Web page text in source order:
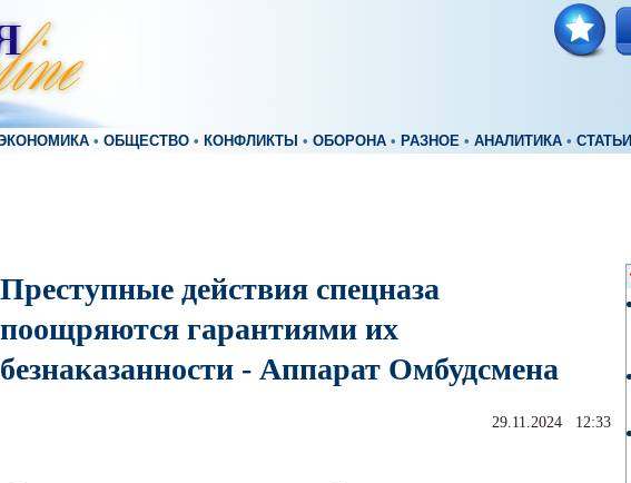
• ОБЩЕСТВО • КОНФЛИКТЫ • ОБОРОНА • РАЗНОЕ • АНАЛИТИКА • СТАТЬИ
Преступные действия спецназа
поощряются гарантиями их
безнаказанности - Аппарат Омбудсмена
29.11.2024 12:33